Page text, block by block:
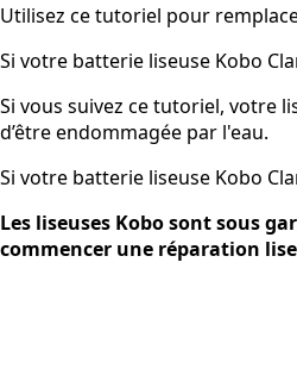
Utilisez ce tutoriel pour
Si votre batterie liseuse Kobo
Si vous suivez ce tutoriel, votre
d’être endommagée par l'eau.
Si votre batterie liseuse Kobo
Les liseuses Kobo sont sous
commencer une réparation